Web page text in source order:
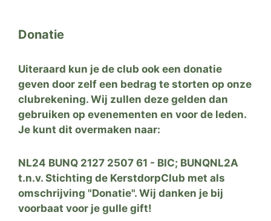
Donatie
Uiteraard kun je de club ook een donatie
geven door zelf een bedrag te storten op onze
clubrekening. Wij zullen deze gelden dan
gebruiken op evenementen en voor de leden.
Je kunt dit overmaken naar:
NL24 BUNQ 2127 2507 61 - BIC; BUNQNL2A
t.n.v. Stichting de KerstdorpClub met als
omschrijving "Donatie". Wij danken je bij
voorbaat voor je gulle gift!